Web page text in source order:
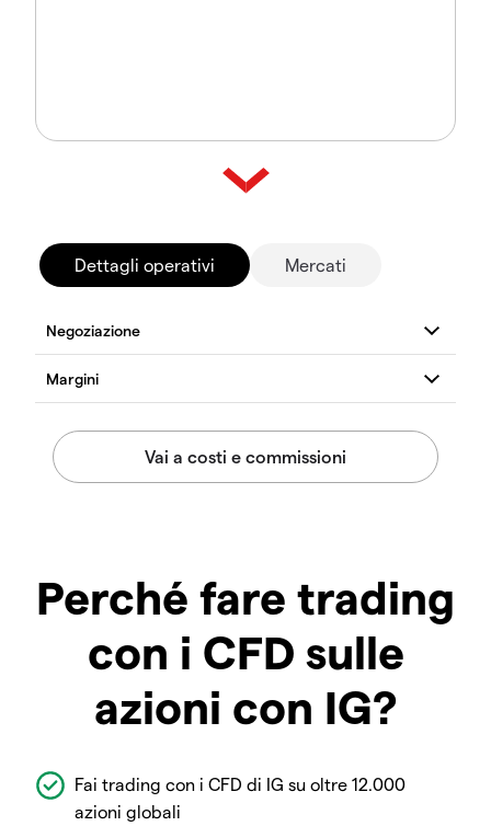
Dettagli operativi Mercati
Perché fare trading
con i CFD sulle
azioni con IG?
Fai trading con i CFD di IG su oltre 12.000
azioni globali